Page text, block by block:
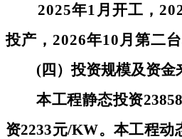
2025年1月开工，
投产，2026年10月第二台
(四）投资规模及资金
本工程静态投资
资2233元/KW。本工程动